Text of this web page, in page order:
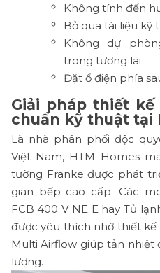
Không tính đến
Bỏ qua tài liệu kỹ
Không dự
trong tương lai
Đặt ổ điện phía
Giải pháp thiết
chuẩn kỹ thuật tại
Là nhà phân phối độc
Việt Nam, HTM Homes
tường Franke được phát
gian bếp cao cấp. Các
FCB 400 V NE E hay Tủ
được yêu thích nhờ thiết
Multi Airflow giúp tản nhiệt
lượng.